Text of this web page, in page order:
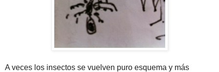
A veces los insectos se vuelven puro esquema y más